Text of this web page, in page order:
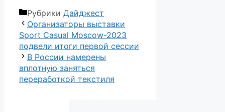
Рубрики Дайджест
Организаторы выставки
Sport Casual Moscow-2023
подвели итоги первой сессии
В России намерены
вплотную заняться
переработкой текстиля